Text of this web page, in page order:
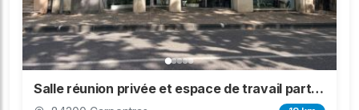
Salle réunion privée et espace de travail partagé